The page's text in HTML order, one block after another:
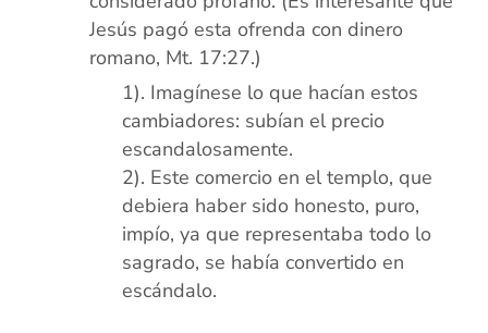
Jesús pagó esta ofrenda con dinero
romano, Mt. 17:27.)
Imagínese lo que hacían estos
cambiadores: subían el precio
escandalosamente.
Este comercio en el templo, que
debiera haber sido honesto, puro,
impío, ya que representaba todo lo
sagrado, se había convertido en
escándalo.